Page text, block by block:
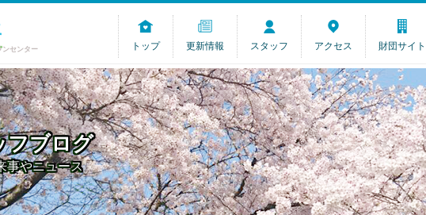
ンセンター トップ 更新情報 スタッフ アクセス 財団サイト
フブログ
事やニュース